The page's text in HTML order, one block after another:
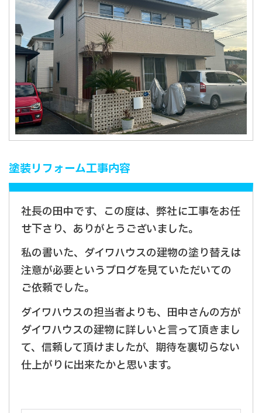
塗装リフォーム工事内容
社長の田中です、この度は、弊社に工事をお任
せ下さり、ありがとうございました。
私の書いた、ダイワハウスの建物の塗り替えは
注意が必要というブログを見ていただいての
ご依頼でした。
ダイワハウスの担当者よりも、田中さんの方が
ダイワハウスの建物に詳しいと言って頂きまし
て、信頼して頂けましたが、期待を裏切らない
仕上がりに出来たかと思います。